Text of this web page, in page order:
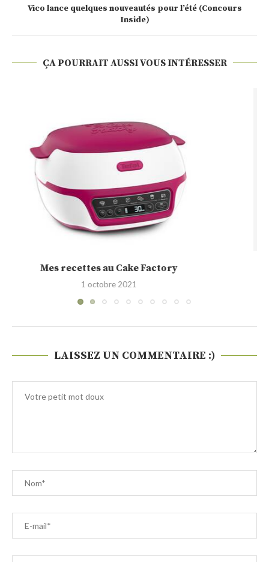
Vico lance quelques nouveautés pour l’été (Concours
Inside)
ÇA POURRAIT AUSSI VOUS INTÉRESSER
Cakounet (Philippe Conticini)
28 septembre 2021
LAISSEZ UN COMMENTAIRE :)